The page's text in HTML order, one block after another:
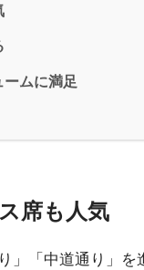
ムに満足
席も人気
」「中道通り」を